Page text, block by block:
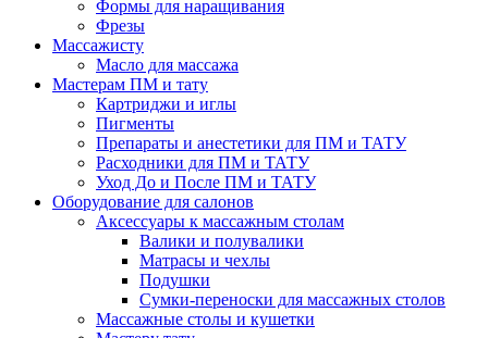
Формы для наращивания
Фрезы
Массажисту
Масло для массажа
Мастерам ПМ и тату
Картриджи и иглы
Пигменты
Препараты и анестетики для ПМ и ТАТУ
Расходники для ПМ и ТАТУ
Уход До и После ПМ и ТАТУ
Оборудование для салонов
Аксессуары к массажным столам
Валики и полувалики
Матрасы и чехлы
Подушки
Сумки-переноски для массажных столов
Массажные столы и кушетки